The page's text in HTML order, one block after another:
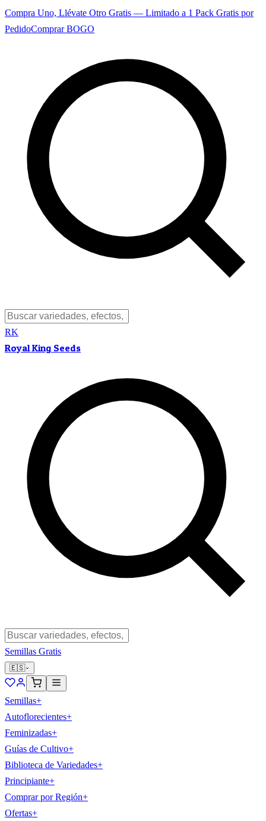
Compra Uno, Llévate Otro Gratis — Limitado a 1 Pack Gratis por
PedidoComprar BOGO
RK
Royal King Seeds
Semillas Gratis
🇪🇸
Semillas+
Autoflorecientes+
Feminizadas+
Guías de Cultivo+
Biblioteca de Variedades+
Principiante+
Comprar por Región+
Ofertas+